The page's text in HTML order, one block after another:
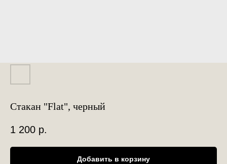
Стакан "Flat", черный
1 200 р.
Добавить в корзину